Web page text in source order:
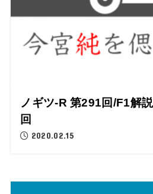
ノギツ-R 第291回/F1解
回
2020.02.15